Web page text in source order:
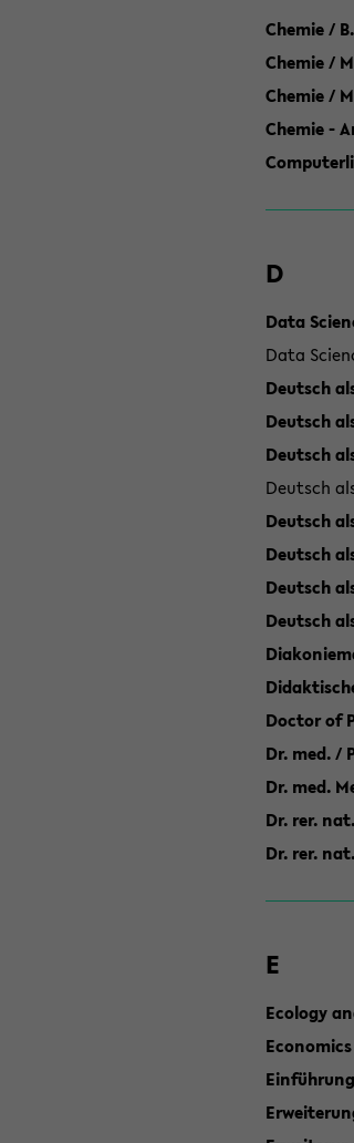
Chemie /
Chemie /
Chemie /
Chemie -
D
Data
Data
Deutsch
Deutsch
Deutsch
Deutsch
Deutsch
Deutsch
Deutsch
Deutsch
Doctor of
Dr. med. /
Dr. med.
Dr. rer.
Dr. rer.
E
Ecology